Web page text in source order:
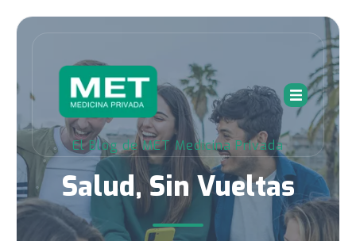
El Blog de MET Medicina Privada
Salud, Sin Vueltas